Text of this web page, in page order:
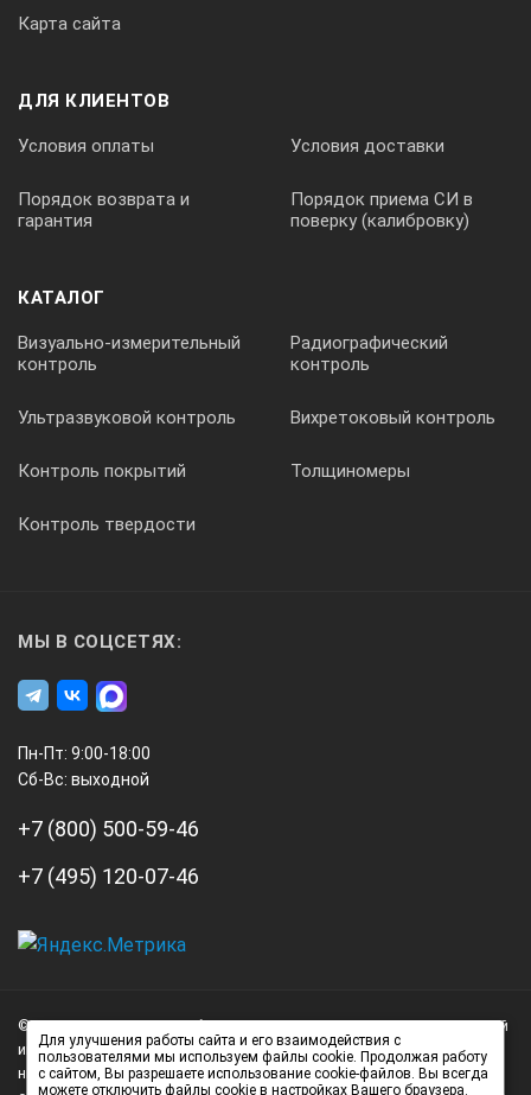
Карта сайта
ДЛЯ КЛИЕНТОВ
Условия оплаты Условия доставки
Порядок возврата и
гарантия
Порядок приема СИ в
поверку (калибровку)
КАТАЛОГ
Визуально-измерительный
контроль
Радиографический
контроль
Ультразвуковой контроль Вихретоковый контроль
Контроль покрытий Толщиномеры
Контроль твердости
МЫ В СОЦСЕТЯХ:
Пн-Пт: 9:00-18:00
Сб-Вс: выходной
+7 (800) 500-59-46
+7 (495) 120-07-46
Нагорный
проезд
© 2026 А3 Инжиниринг Обращаем Ваше внимание на то, что данный
интернет-сайт носит исключительно информационный характер и
ни при каких условиях не является публичной офертой,
Для улучшения работы сайта и его взаимодействия с
пользователями мы используем файлы cookie. Продолжая работу
с сайтом, Вы разрешаете использование cookie-файлов. Вы всегда
можете отключить файлы cookie в настройках Вашего браузера.